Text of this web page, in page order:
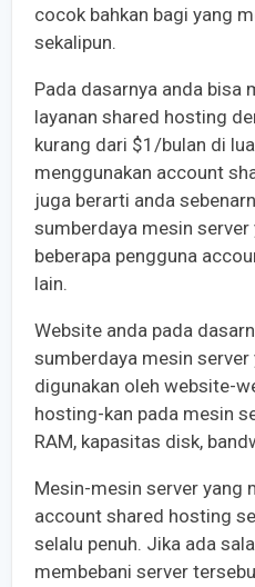
cocok bahkan bagi yang
sekalipun.
Pada dasarnya anda bisa
layanan shared hosting
kurang dari $1/bulan di
menggunakan account
juga berarti anda
sumberdaya mesin server
beberapa pengguna
lain.
Website anda pada
sumberdaya mesin
digunakan oleh website-
hosting-kan pada mesin
RAM, kapasitas disk,
Mesin-mesin server yang
account shared hosting
selalu penuh. Jika ada
membebani server